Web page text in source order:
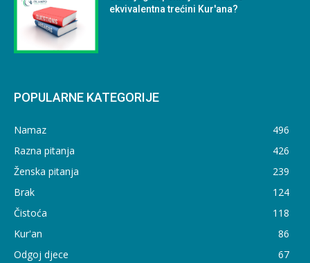
ekvivalentna trećini Kur'ana?
POPULARNE KATEGORIJE
Namaz
496
Razna pitanja
426
Ženska pitanja
239
Brak
124
Čistoća
118
Kur'an
86
Odgoj djece
67